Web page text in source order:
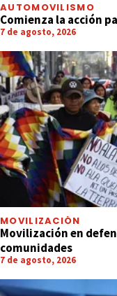
AUTOMOVILISMO
Comienza la acción
7 de agosto, 2026
MOVILIZACIÓN
Movilización en
comunidades
7 de agosto, 2026